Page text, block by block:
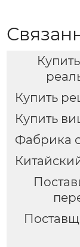
Купить
Купить
Фабрика